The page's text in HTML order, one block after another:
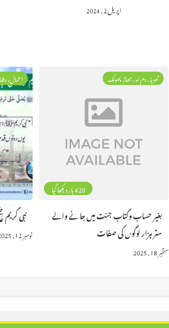
اپریل 2, 2024
اعمال،
نبی
نومبر 12, 2025
420 بار دیکھا گیا
تعویذ، دم اور جھاڑ پھونک
بغیر حساب وکتاب جنت میں جانے والے
ستر ہزار لوگوں کی صفات
ستمبر 18, 2025